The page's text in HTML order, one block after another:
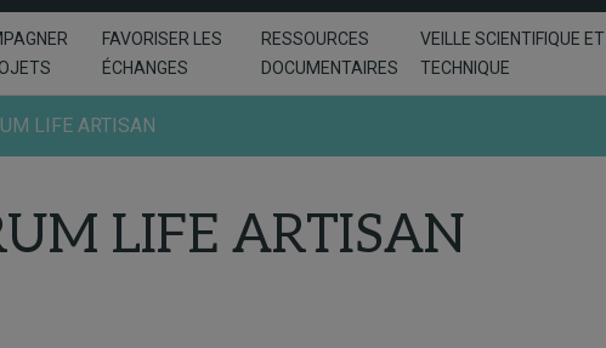
FAVORISER LES
ÉCHANGES
RESSOURCES
DOCUMENTAIRES
VEILLE SCIENTIFIQUE ET
TECHNIQUE
LIFE ARTISAN
LIFE ARTISAN